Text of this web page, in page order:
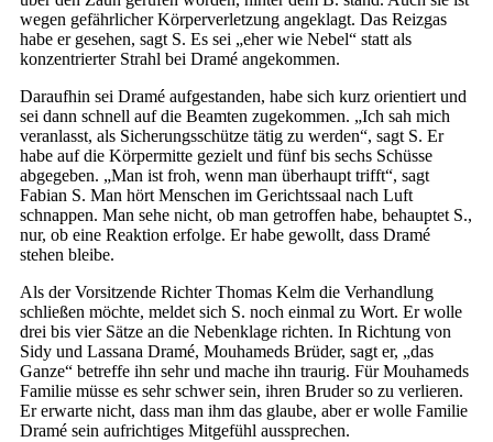
wegen gefährlicher Körperverletzung angeklagt. Das Reizgas
habe er gesehen, sagt S. Es sei „eher wie Nebel“ statt als
konzentrierter Strahl bei Dramé angekommen.
Daraufhin sei Dramé aufgestanden, habe sich kurz orientiert und
sei dann schnell auf die Beamten zugekommen. „Ich sah mich
veranlasst, als Sicherungsschütze tätig zu werden“, sagt S. Er
habe auf die Körpermitte gezielt und fünf bis sechs Schüsse
abgegeben. „Man ist froh, wenn man überhaupt trifft“, sagt
Fabian S. Man hört Menschen im Gerichtssaal nach Luft
schnappen. Man sehe nicht, ob man getroffen habe, behauptet S.,
nur, ob eine Reaktion erfolge. Er habe gewollt, dass Dramé
stehen bleibe.
Als der Vorsitzende Richter Thomas Kelm die Verhandlung
schließen möchte, meldet sich S. noch einmal zu Wort. Er wolle
drei bis vier Sätze an die Nebenklage richten. In Richtung von
Sidy und Lassana Dramé, Mouhameds Brüder, sagt er, „das
Ganze“ betreffe ihn sehr und mache ihn traurig. Für Mouhameds
Familie müsse es sehr schwer sein, ihren Bruder so zu verlieren.
Er erwarte nicht, dass man ihm das glaube, aber er wolle Familie
Dramé sein aufrichtiges Mitgefühl aussprechen.